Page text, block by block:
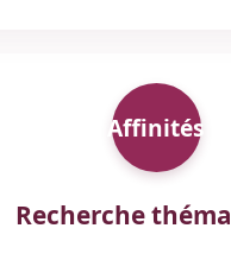
Affinités
Recherche